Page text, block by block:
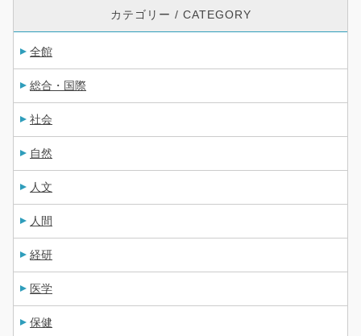
カテゴリー / CATEGORY
全館
総合・国際
社会
自然
人文
人間
経研
医学
保健